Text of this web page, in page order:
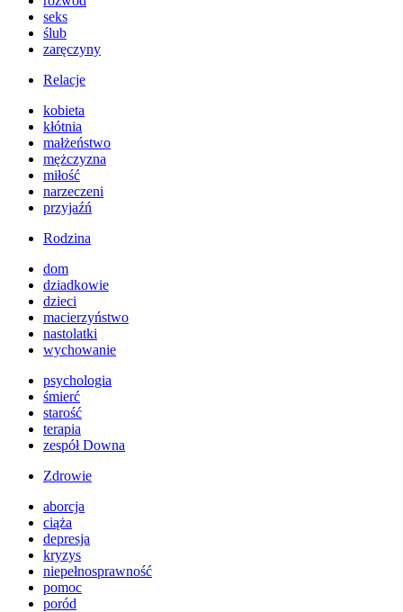
seks
ślub
zaręczyny
Relacje
kobieta
kłótnia
małżeństwo
mężczyzna
miłość
narzeczeni
przyjaźń
Rodzina
dom
dziadkowie
dzieci
macierzyństwo
nastolatki
wychowanie
psychologia
śmierć
starość
terapia
zespół Downa
Zdrowie
aborcja
ciąża
depresja
kryzys
niepełnosprawność
pomoc
poród